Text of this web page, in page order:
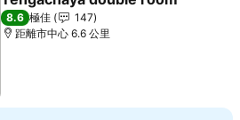
查看價格
8.6 極佳
147
距離市中心 6.6 公里